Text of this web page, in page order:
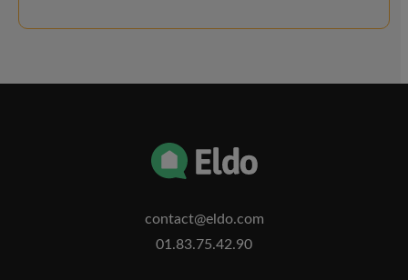
contact@eldo.com
01.83.75.42.90